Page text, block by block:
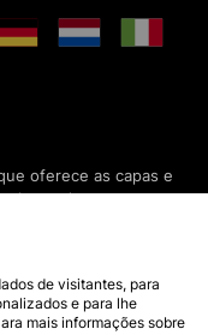
oferece as capas e
todas as nossas
ecrã e acessórios
ou relógio conectado.
os dias para lhe
de 600.000 clientes
Dealy. Se tiver
de visitantes, para
e para lhe
mais informações sobre